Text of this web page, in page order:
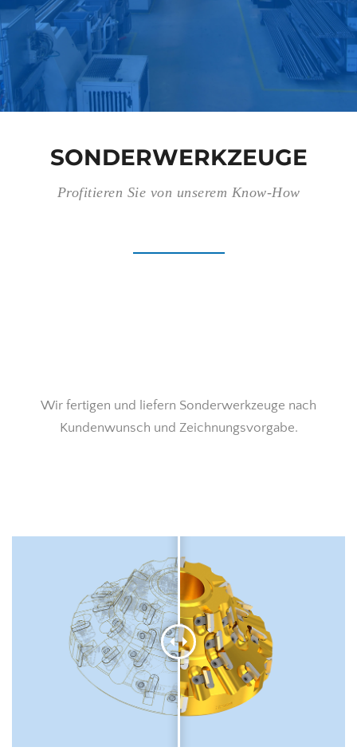
SONDERWERKZEUGE
Profitieren Sie von unserem Know-How
Wir fertigen und liefern Sonderwerkzeuge nach
Kundenwunsch und Zeichnungsvorgabe.